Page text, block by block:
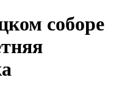
соборе